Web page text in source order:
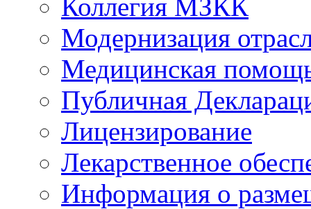
Коллегия МЗКК
Модернизация
Медицинская
Публичная
Лицензирование
Лекарственное
Информация о